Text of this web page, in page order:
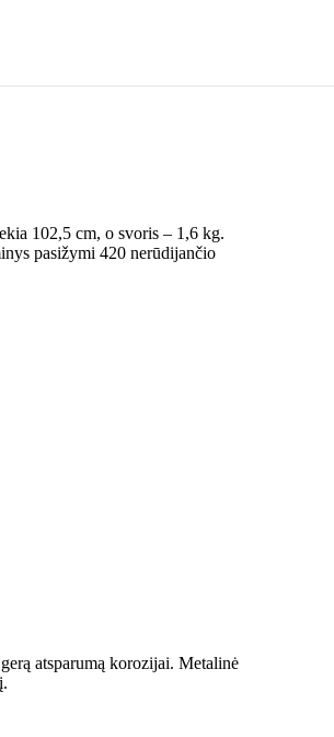
102,5 cm, o svoris – 1,6 kg.
pasižymi 420 nerūdijančio
atsparumą korozijai. Metalinė